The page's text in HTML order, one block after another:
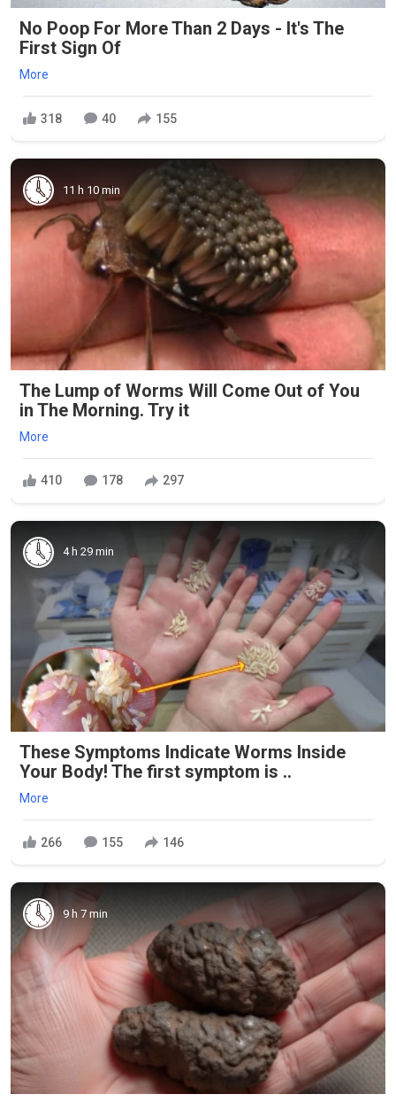
No Poop For More Than 2 Days - It's The
First Sign Of
More
318 40 155
11 h 10 min
The Lump of Worms Will Come Out of You
in The Morning. Try it
More
410 178 297
4 h 29 min
These Symptoms Indicate Worms Inside
Your Body! The first symptom is ..
More
266 155 146
9 h 7 min